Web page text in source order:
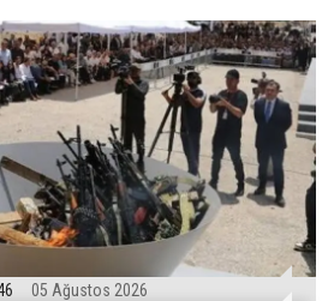
05 Ağustos 2026